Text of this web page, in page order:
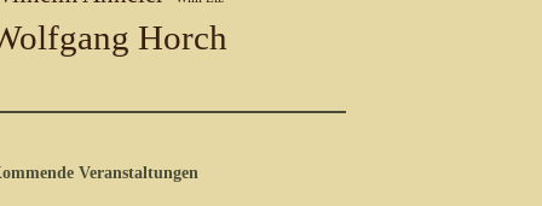
Horch
Veranstaltungen